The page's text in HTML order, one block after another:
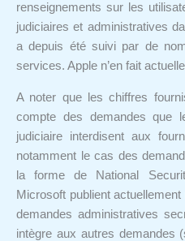
renseignements sur les
judiciaires et administratives
a depuis été suivi par de
services. Apple n’en fait
A noter que les chiffres
compte des demandes que
judiciaire interdisent aux
notamment le cas des
la forme de National
Microsoft publient
demandes administratives
intègre aux autres demandes